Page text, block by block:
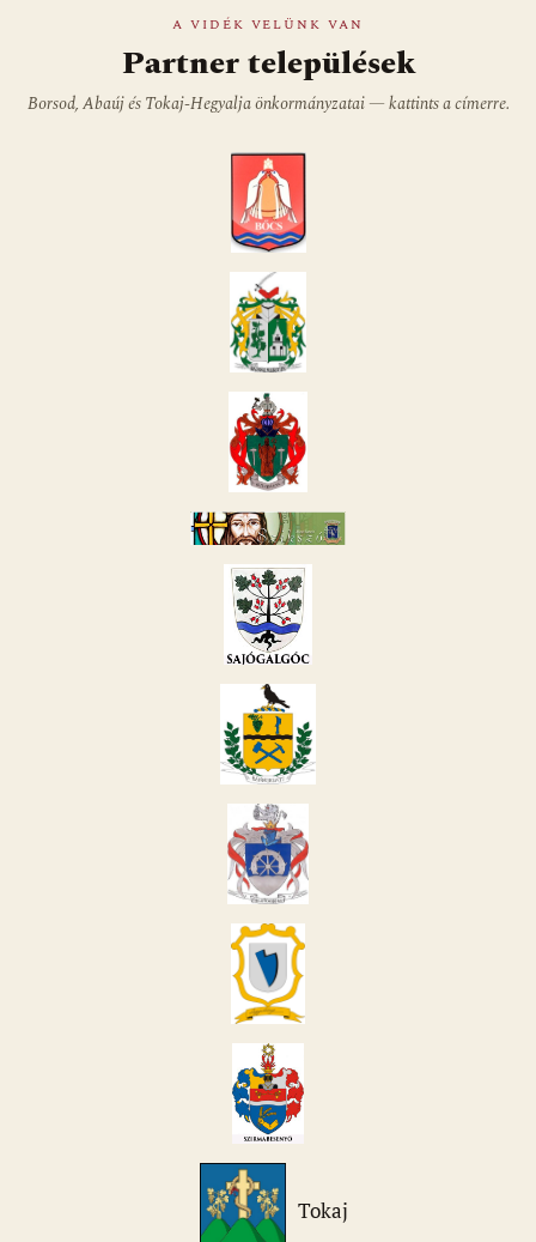
A VIDÉK VELÜNK VAN
Partner települések
Borsod, Abaúj és Tokaj-Hegyalja önkormányzatai — kattints a címerre.
Tokaj